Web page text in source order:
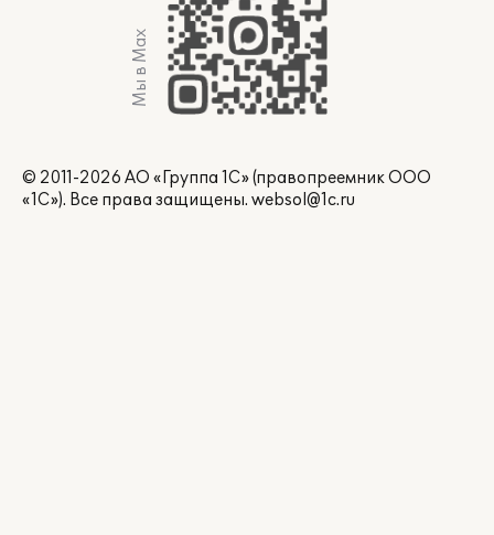
Мы в Max
© 2011-2026 АО «Группа 1С» (правопреемник ООО
«1С»). Все права защищены. websol@1c.ru